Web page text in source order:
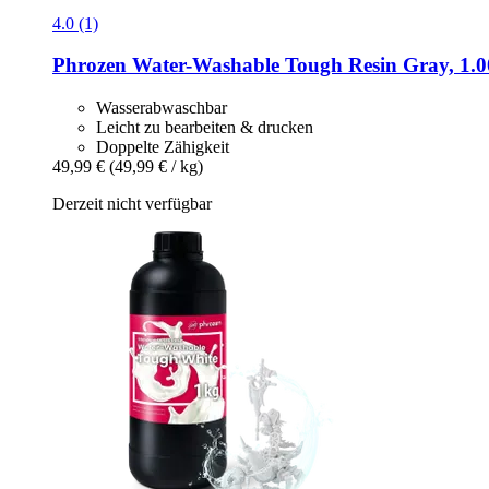
4.0 (1)
Phrozen Water-​Washable Tough Resin Gray,
Wasserabwaschbar
Leicht zu bearbeiten & drucken
Doppelte Zähigkeit
49,99 € (49,99 € / kg)
Derzeit nicht verfügbar